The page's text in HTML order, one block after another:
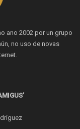
ano 2002 por un grupo
no uso de novas